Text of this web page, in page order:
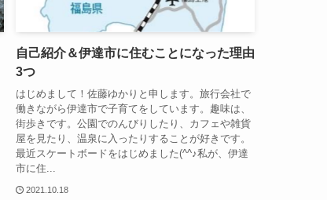
自己紹介＆伊達市に住むことになった理由
3つ
はじめまして！佐藤ゆかりと申します。旅行会社で
働きながら伊達市で子育てをしています。趣味は、
街歩きです。公園でのんびりしたり、カフェや雑貨
屋を見たり、温泉に入ったりすることが好きです。
最近スケートボードをはじめました(^^♪私が、伊達
市に住...
2021.10.18